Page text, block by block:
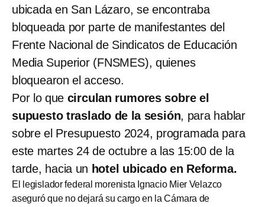
ubicada en San Lázaro, se encontraba
bloqueada por parte de manifestantes del
Frente Nacional de Sindicatos de Educación
Media Superior (FNSMES), quienes
bloquearon el acceso.
Por lo que circulan rumores sobre el
supuesto traslado de la sesión, para hablar
sobre el Presupuesto 2024, programada para
este martes 24 de octubre a las 15:00 de la
tarde, hacia un hotel ubicado en Reforma.
El legislador federal morenista Ignacio Mier Velazco
aseguró que no dejará su cargo en la Cámara de